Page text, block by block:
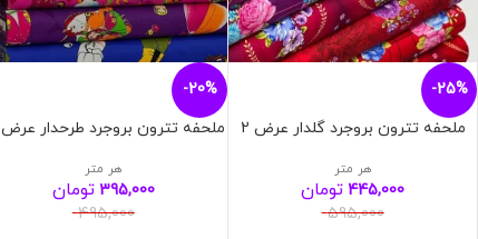
-25%
ملحفه تترون بروجرد گلدار عرض 2
595,000
445,000 تومان
هر متر
-20%
ملحفه تترون بروجرد طرحدار عرض160
495,000
395,000 تومان
هر متر